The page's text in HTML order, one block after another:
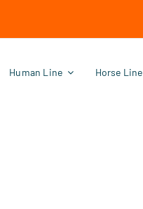
Human Line Horse Line